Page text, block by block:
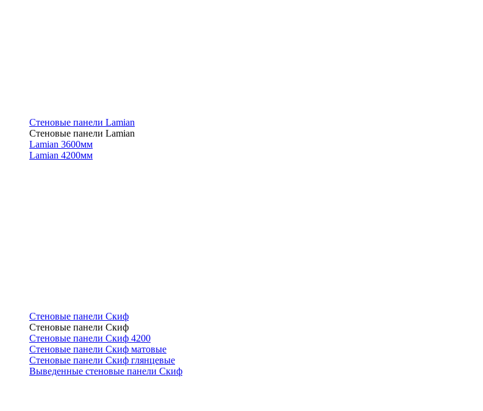
Стеновые панели Lamian
Стеновые панели Lamian
Lamian 3600мм
Lamian 4200мм
Стеновые панели Скиф
Стеновые панели Скиф
Стеновые панели Скиф 4200
Стеновые панели Скиф матовые
Стеновые панели Скиф глянцевые
Выведенные стеновые панели Скиф